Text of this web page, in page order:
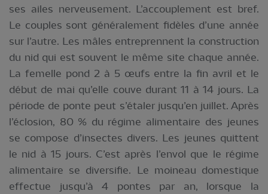
ses ailes nerveusement. L’accouplement est bref.
Le couples sont généralement fidèles d’une année
sur l’autre. Les mâles entreprennent la construction
du nid qui est souvent le même site chaque année.
La femelle pond 2 à 5 œufs entre la fin avril et le
début de mai qu’elle couve durant 11 à 14 jours. La
période de ponte peut s’étaler jusqu’en juillet. Après
l’éclosion, 80 % du régime alimentaire des jeunes
se compose d’insectes divers. Les jeunes quittent
le nid à 15 jours. C’est après l’envol que le régime
alimentaire se diversifie. Le moineau domestique
effectue jusqu’à 4 pontes par an, lorsque la